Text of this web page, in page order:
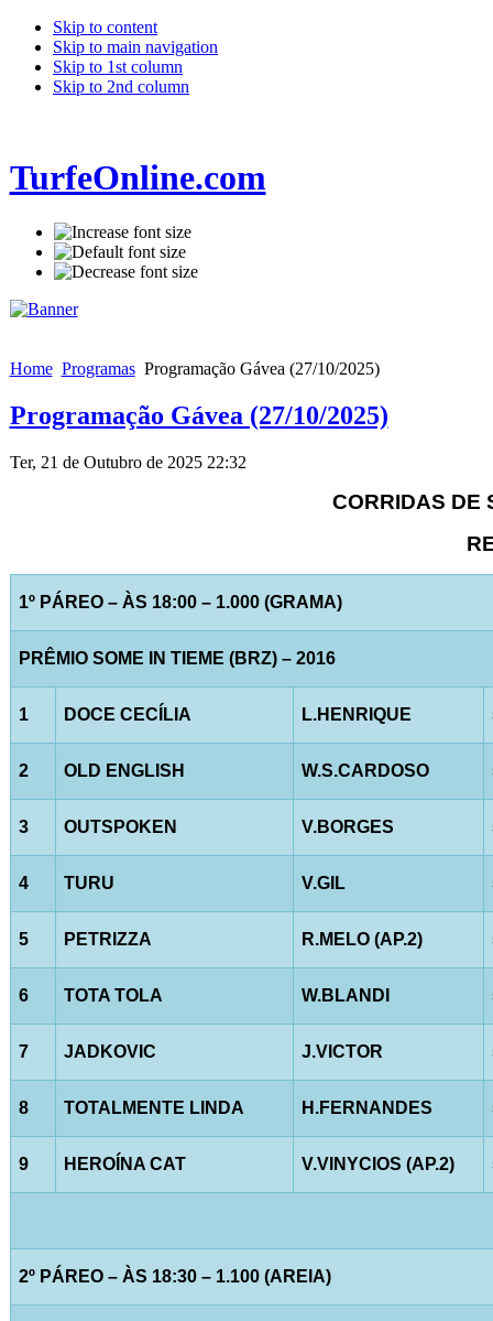
Skip to content
Skip to main navigation
Skip to 1st column
Skip to 2nd column
TurfeOnline.com
Home Programas Programação Gávea (27/10/2025)
Programação Gávea (27/10/2025)
Ter, 21 de Outubro de 2025 22:32
CORRIDAS DE
1º PÁREO – ÀS 18:00 – 1.000 (GRAMA)
PRÊMIO SOME IN TIEME (BRZ) – 2016
1 DOCE CECÍLIA L.HENRIQUE
2 OLD ENGLISH W.S.CARDOSO
3 OUTSPOKEN V.BORGES
4 TURU V.GIL
5 PETRIZZA R.MELO (AP.2)
6 TOTA TOLA W.BLANDI
7 JADKOVIC J.VICTOR
8 TOTALMENTE LINDA H.FERNANDES
9 HEROÍNA CAT V.VINYCIOS (AP.2)
2º PÁREO – ÀS 18:30 – 1.100 (AREIA)